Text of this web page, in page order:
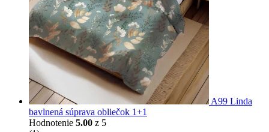
A99 Linda
bavlnená súprava obliečok 1+1
Hodnotenie 5.00 z 5